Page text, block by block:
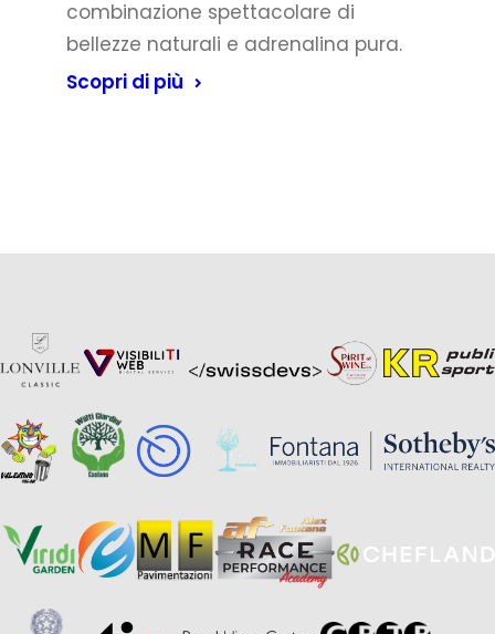
combinazione spettacolare di
bellezze naturali e adrenalina pura.
Scopri di più